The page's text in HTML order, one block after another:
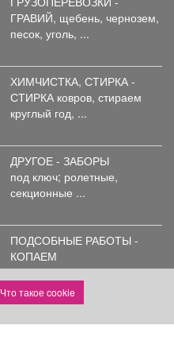
ГРАВИЙ, щебень, чернозем,
песок, уголь, ...
ХИМЧИСТКА, СТИРКА -
СТИРКА ковров, стираем
круглый год, ...
ДРУГОЕ - ЗАБОРЫ
под ключ; ролетные,
секционные ...
ПОДСОБНЫЕ РАБОТЫ -
КОПАЕМ
небольшиесливные ямы,
траншеи, в ...
Что такое cookie